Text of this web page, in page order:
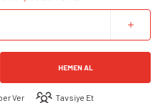
HEMEN AL
Ver Tavsiye Et